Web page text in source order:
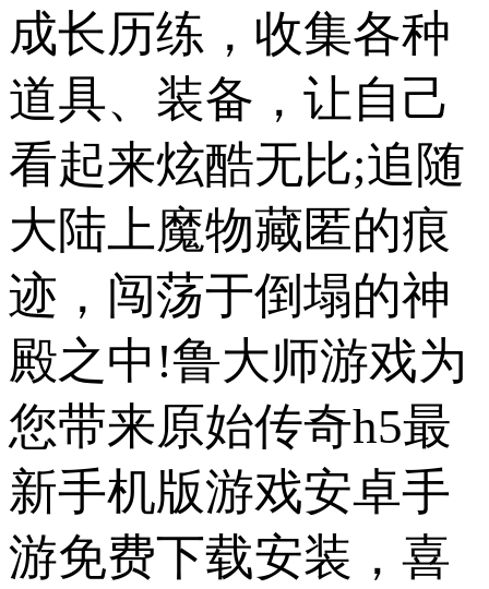
成长历练，收集各种
道具、装备，让自己
看起来炫酷无比;追随
大陆上魔物藏匿的痕
迹，闯荡于倒塌的神
殿之中!鲁大师游戏为
您带来原始传奇h5最
新手机版游戏安卓手
游免费下载安装，喜